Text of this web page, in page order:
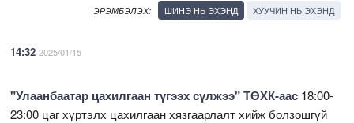
ЭРЭМБЭЛЭХ: ШИНЭ НЬ ЭХЭНД ХУУЧИН НЬ ЭХЭНД
14:32 2025/01/15
"Улаанбаатар цахилгаан түгээх сүлжээ" ТӨХК-аас 18:00-
23:00 цаг хүртэлх цахилгаан хязгаарлалт хийж болзошгүй